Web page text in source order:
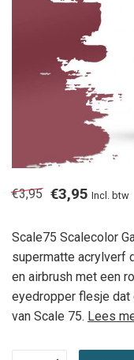
€3,95 €3,95 Incl. btw
Scale75 Scalecolor
supermatte acrylverf
en airbrush met een
eyedropper flesje dat
van Scale 75. Lees